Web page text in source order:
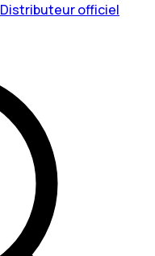
Distributeur officiel